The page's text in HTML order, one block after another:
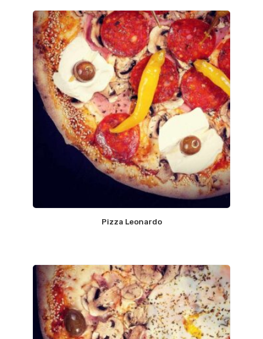
Pizza Leonardo